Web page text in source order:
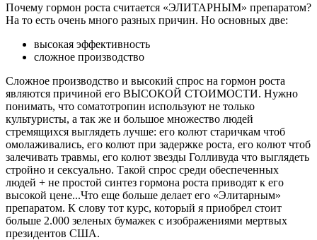
Почему гормон роста считается «ЭЛИТАРНЫМ» препаратом?
На то есть очень много разных причин. Но основных две:
высокая эффективность
сложное производство
Сложное производство и высокий спрос на гормон роста
являются причиной его ВЫСОКОЙ СТОИМОСТИ. Нужно
понимать, что соматотропин используют не только
культуристы, а так же и большое множество людей
стремящихся выглядеть лучше: его колют старичкам чтоб
омолаживались, его колют при задержке роста, его колют чтоб
залечивать травмы, его колют звезды Голливуда что выглядеть
стройно и сексуально. Такой спрос среди обеспеченных
людей + не простой синтез гормона роста приводят к его
высокой цене...Что еще больше делает его «Элитарным»
препаратом. К слову тот курс, который я приобрел стоит
больше 2.000 зеленых бумажек с изображениями мертвых
президентов США.